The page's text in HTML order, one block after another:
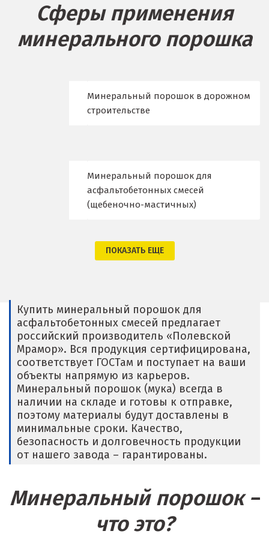
Берёзовский
Бисерть
Верхний Уфалей
Верхняя Пышма
Волгоград
Волгодонск
Воронеж
Воскресенск
Д
Дегтярск
Дмитров
Долгопрудный
Сферы применения
минерального порошка
Минеральный порошок в дорожном
строительстве
Минеральный порошок для
асфальтобетонных смесей
(щебеночно-мастичных)
ПОКАЗАТЬ ЕЩЕ
Купить минеральный порошок для
асфальтобетонных смесей предлагает
российский производитель «Полевской
Мрамор». Вся продукция сертифицирована,
соответствует ГОСТам и поступает на ваши
объекты напрямую из карьеров.
Минеральный порошок (мука) всегда в
наличии на складе и готовы к отправке,
поэтому материалы будут доставлены в
минимальные сроки. Качество,
безопасность и долговечность продукции
от нашего завода – гарантированы.
Минеральный порошок –
что это?